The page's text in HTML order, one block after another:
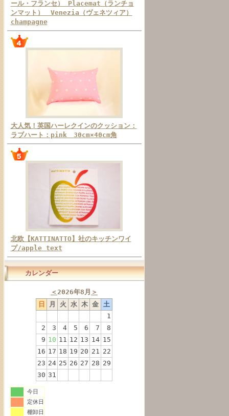
ール・フランセ） Placemat（ランチョ
ンマット） Venezia（ヴェネツィア）
champagne
大人気！英国ハーレクインのクッション：
ラブハート：pink 30cm×40cm角
北欧【KATTINATTO】社のキッチンワイ
プ/apple text
カレンダー
＜ 2026年8月 ＞
日
月 火 水 木 金
土
1
2
3 4 5 6 7
8
9 10 11 12 13 14 15
16 17 18 19 20 21
22
23 24 25 26 27 28 29
30 31
今日
定休日
棚卸日